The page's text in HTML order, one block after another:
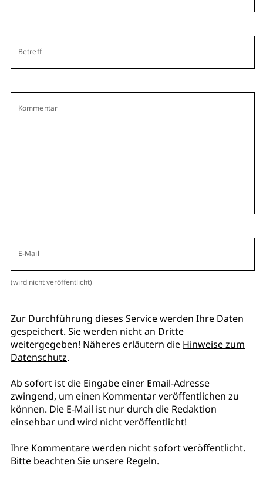
Betreff
Kommentar
E-Mail
(wird nicht veröffentlicht)
Zur Durchführung dieses Service werden Ihre Daten
gespeichert. Sie werden nicht an Dritte
weitergegeben! Näheres erläutern die Hinweise zum
Datenschutz.
Ab sofort ist die Eingabe einer Email-Adresse
zwingend, um einen Kommentar veröffentlichen zu
können. Die E-Mail ist nur durch die Redaktion
einsehbar und wird nicht veröffentlicht!
Ihre Kommentare werden nicht sofort veröffentlicht.
Bitte beachten Sie unsere Regeln.